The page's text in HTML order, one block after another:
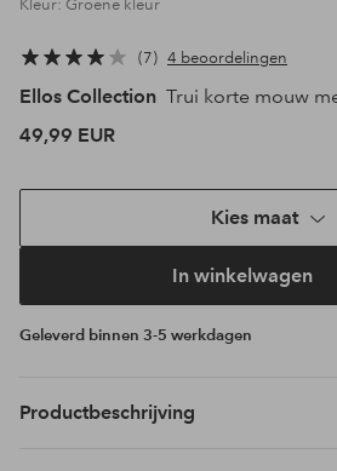
Kleur: Groene kleur
7 4 beoordelingen
Ellos Collection Trui korte mouw
49,99 EUR
Kies maat
In winkelwagen
Geleverd binnen 3-5 werkdagen
Productbeschrijving